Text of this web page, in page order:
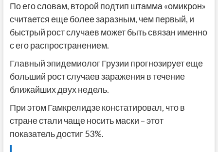
По его словам, второй подтип штамма «омикрон»
считается еще более заразным, чем первый, и
быстрый рост случаев может быть связан именно
с его распространением.
Главный эпидемиолог Грузии прогнозирует еще
больший рост случаев заражения в течение
ближайших двух недель.
При этом Гамкрелидзе констатировал, что в
стране стали чаще носить маски – этот
показатель достиг 53%.